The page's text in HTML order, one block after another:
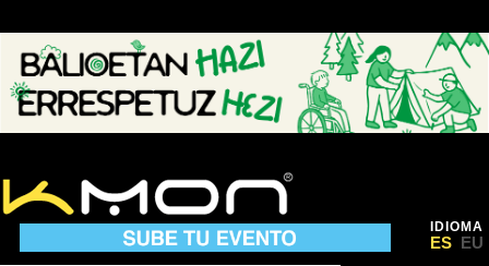
IDIOMA
ES EU